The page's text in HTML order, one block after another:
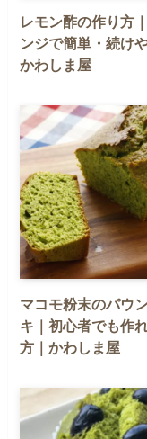
レモン酢の作り方
ンジで簡単・続けや
かわしま屋
マコモ粉末のパウ
キ｜初心者でも作
方｜かわしま屋